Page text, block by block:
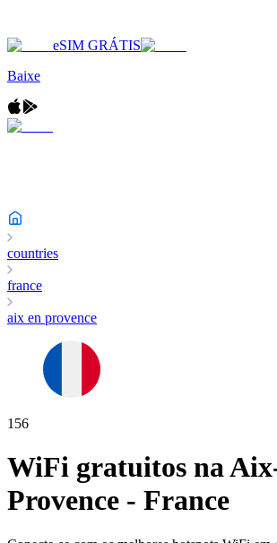
eSIM GRÁTIS
Baixe
countries
france
aix en provence
156
WiFi gratuitos na
Provence - France